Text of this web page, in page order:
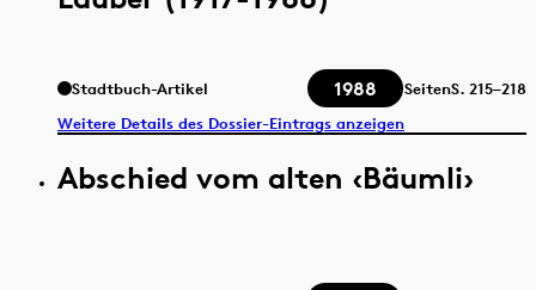
Stadtbuch-Artikel 1988 SeitenS. 215–218
Weitere Details des Dossier-Eintrags anzeigen
Abschied vom alten ‹Bäumli›